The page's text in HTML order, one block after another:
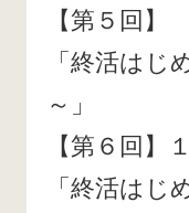
【第５回
「終活はじ
～」
【第６回
「終活はじ